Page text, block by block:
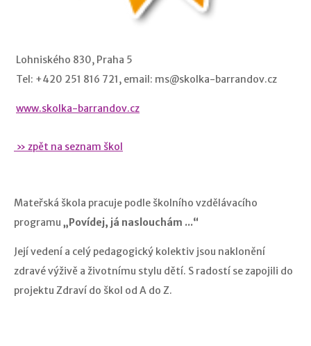
Lohniského 830, Praha 5
Tel: +420 251 816 721, email: ms@skolka-barrandov.cz
www.skolka-barrandov.cz
» zpět na seznam škol
Mateřská škola pracuje podle školního vzdělávacího
programu „Povídej, já naslouchám ...“
Její vedení a celý pedagogický kolektiv jsou naklonění
zdravé výživě a životnímu stylu dětí. S radostí se zapojili do
projektu Zdraví do škol od A do Z.